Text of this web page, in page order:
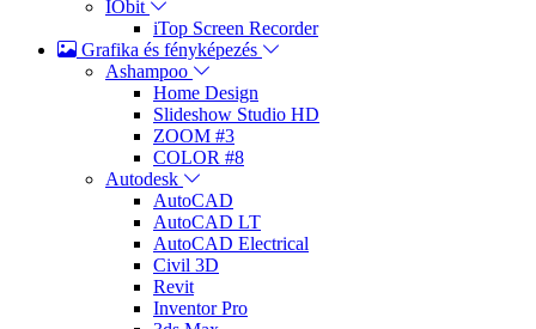
IObit
iTop Screen Recorder
Grafika és fényképezés
Ashampoo
Home Design
Slideshow Studio HD
ZOOM #3
COLOR #8
Autodesk
AutoCAD
AutoCAD LT
AutoCAD Electrical
Civil 3D
Revit
Inventor Pro